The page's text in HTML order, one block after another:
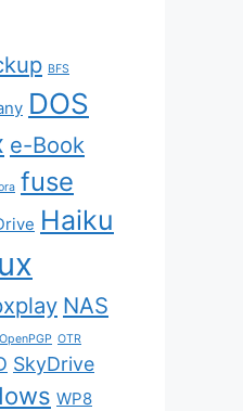
BFS
DOS
e-Book
fuse
Haiku
NAS
OpenPGP OTR
SkyDrive
WP8